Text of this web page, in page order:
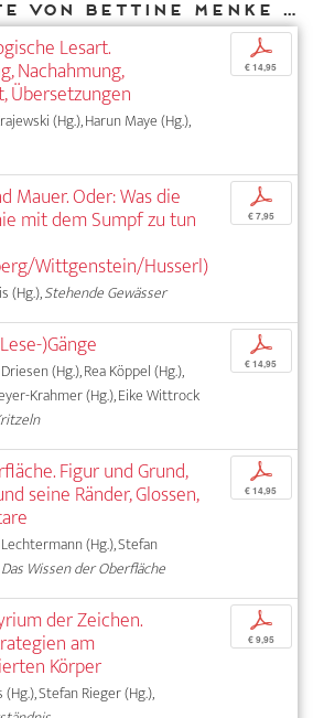
Weitere Texte von Bettine Menke bei DIAPHANES
Lesart.
Nachahmung,
Übersetzungen
(Hg.), Harun Maye (Hg.),
p
€ 14,95
Mauer. Oder: Was die
mit dem Sumpf zu tun
Wittgenstein/Husserl)
(Hg.),Stehende Gewässer
p
€ 7,95
)Gänge
(Hg.), Rea Köppel (Hg.),
Krahmer (Hg.), Eike Wittrock
p
€ 14,95
Figur und Grund,
seine Ränder, Glossen,
(Hg.), Stefan
Das Wissen der Oberfläche
p
€ 14,95
der Zeichen.
am
Körper
(Hg.), Stefan Rieger (Hg.),
p
€ 9,95